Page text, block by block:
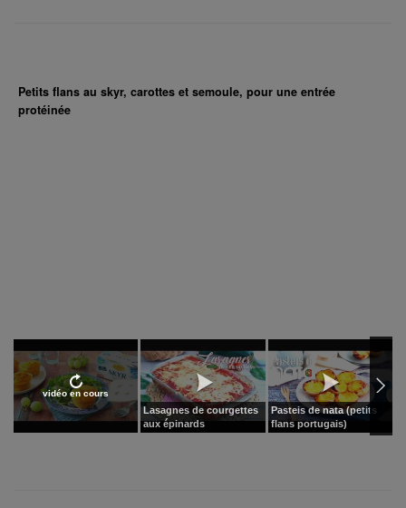
Petits flans au skyr, carottes et semoule, pour une entrée
protéinée
vidéo en cours
Lasagnes de courgettes
aux épinards
Pasteis de nata (petits
flans portugais)